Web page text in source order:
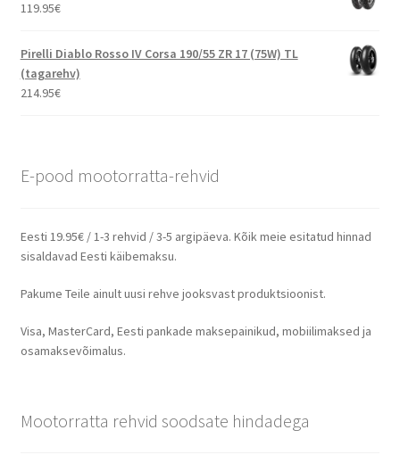
119.95€
Pirelli Diablo Rosso IV Corsa 190/55 ZR 17 (75W) TL
(tagarehv)
214.95€
E-pood mootorratta-rehvid
Eesti 19.95€ / 1-3 rehvid / 3-5 argipäeva. Kõik meie esitatud hinnad
sisaldavad Eesti käibemaksu.
Pakume Teile ainult uusi rehve jooksvast produktsioonist.
Visa, MasterCard, Eesti pankade maksepainikud, mobiilimaksed ja
osamaksevõimalus.
Mootorratta rehvid soodsate hindadega